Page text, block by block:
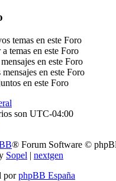
temas en este Foro
a temas en este Foro
en este Foro
mensajes en este Foro
en este Foro
son UTC-04:00
® Forum Software ©
Sopel | nextgen
porphpBB España